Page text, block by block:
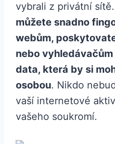
vybrali z privátní sítě.
můžete snadno
webům,
nebo
data, která by si
osobou. Nikdo
vaší internetové
vašeho soukromí.